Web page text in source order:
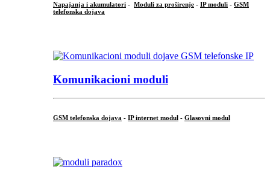
Napajanja i akumulatori - Moduli za proširenje - IP moduli - GSM
telefonska dojava
Komunikacioni moduli
GSM telefonska dojava - IP internet modul - Glasovni modul